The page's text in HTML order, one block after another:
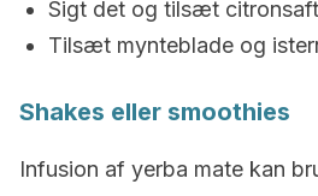
Sigt det og tilsæt
Tilsæt mynteblade og
Shakes eller smoothies
Infusion af yerba mate kan